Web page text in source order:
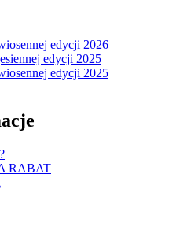
edycji 2026
edycji 2025
edycji 2025
RABAT